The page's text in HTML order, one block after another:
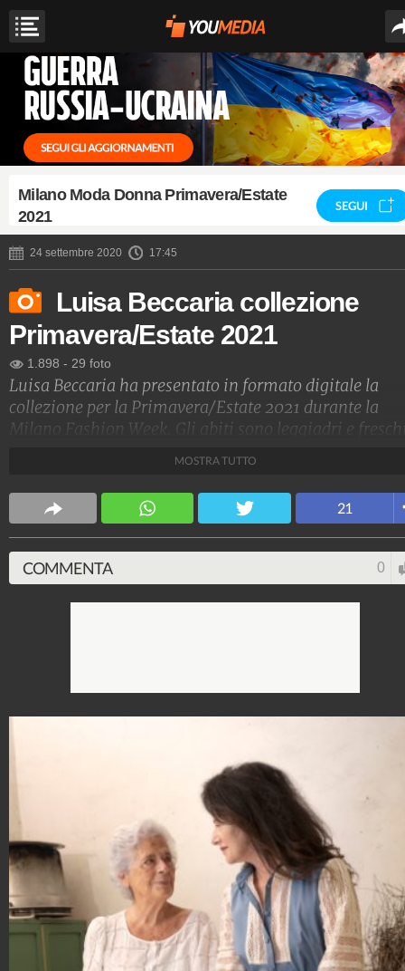
Milano Moda Donna Primavera/Estate
2021
SEGUI
24 settembre 2020 17:45
Luisa Beccaria collezione
Primavera/Estate 2021
1.898 - 29 foto
Luisa Beccaria ha presentato in formato digitale la
collezione per la Primavera/Estate 2021 durante la
Milano Fashion Week. Gli abiti sono leggiadri e
decorazioni floreali e delicato chiffon.
1.515.177.558-1.957 video-138.074 foto
MOSTRA TUTTO
21
COMMENTA 0